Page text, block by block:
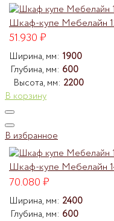
Шкаф-купе Мебелайн
51.930₽
Ширина, мм: 1900
Глубина, мм: 600
Высота, мм: 2200
В корзину
В избранное
Шкаф-купе Мебелайн
70.080₽
Ширина, мм: 2400
Глубина, мм: 600